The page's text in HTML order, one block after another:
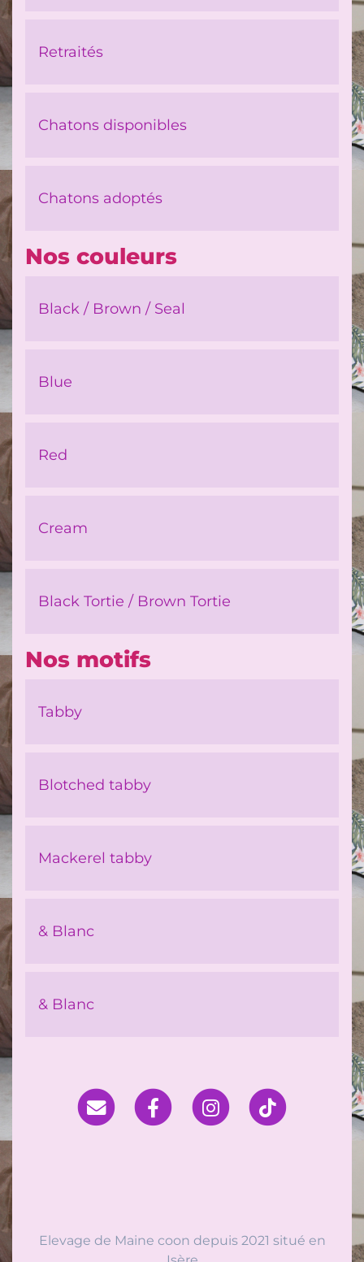
Retraités
Chatons disponibles
Chatons adoptés
Nos couleurs
Black / Brown / Seal
Blue
Red
Cream
Black Tortie / Brown Tortie
Nos motifs
Tabby
Blotched tabby
Mackerel tabby
& Blanc
& Blanc
Elevage de Maine coon depuis 2021 situé en